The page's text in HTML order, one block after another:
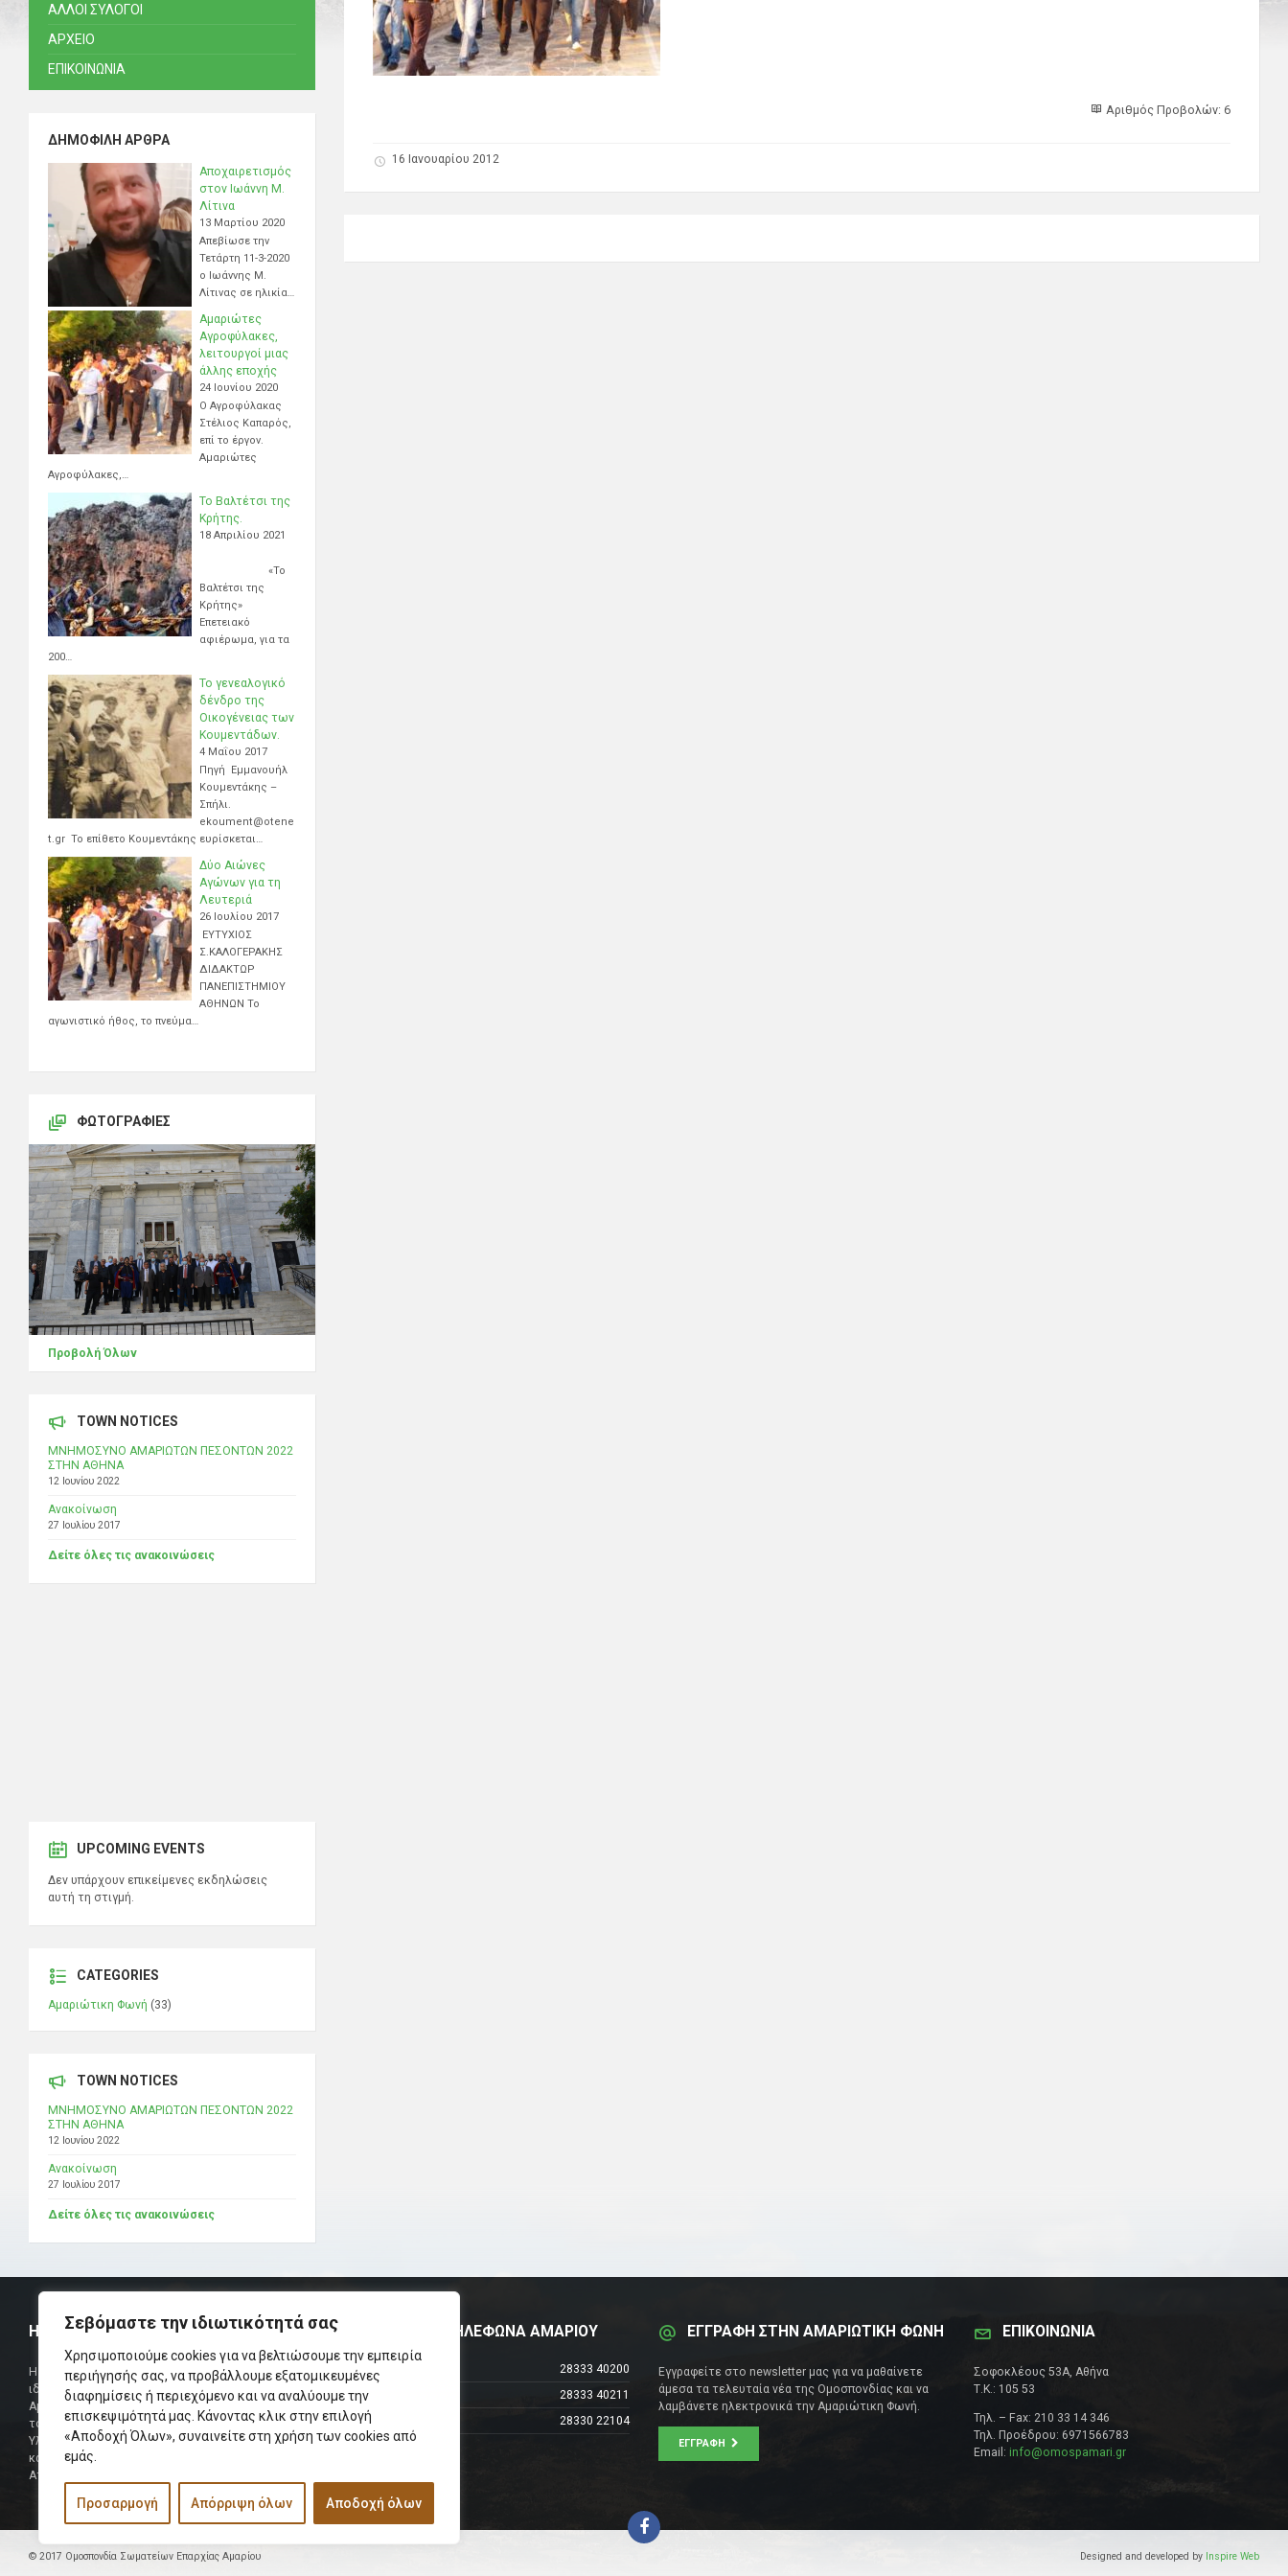
Σεβόμαστε την ιδιωτικότητά σας
Χρησιμοποιούμε cookies για να βελτιώσουμε την εμπειρία
περιήγησής σας, να προβάλλουμε εξατομικευμένες
διαφημίσεις ή περιεχόμενο και να αναλύουμε την
επισκεψιμότητά μας. Κάνοντας κλικ στην επιλογή
«Αποδοχή Όλων», συναινείτε στη χρήση των cookies από
εμάς.
Προσαρμογή Απόρριψη όλων Αποδοχή όλων
Αριθμός Προβολών: 6
16 Ιανουαρίου 2012
ΑΛΛΟΙ ΣΥΛΟΓΟΙ
ΑΡΧΕΙΟ
ΕΠΙΚΟΙΝΩΝΙΑ
ΔΗΜΟΦΙΛΉ ΆΡΘΡΑ
Αποχαιρετισμός
στον Ιωάννη Μ.
Λίτινα
13 Μαρτίου 2020
Απεβίωσε την
Τετάρτη 11-3-2020
ο Ιωάννης Μ.
Λίτινας σε ηλικία…
Αμαριώτες
Αγροφύλακες,
λειτουργοί μιας
άλλης εποχής
24 Ιουνίου 2020
Ο Αγροφύλακας
Στέλιος Καπαρός,
επί το έργον.
Αμαριώτες
Αγροφύλακες,…
Το Βαλτέτσι της
Κρήτης.
18 Απριλίου 2021
«Το
Βαλτέτσι της
Κρήτης»
Επετειακό
αφιέρωμα, για τα
200…
Το γενεαλογικό
δένδρο της
Οικογένειας των
Κουμεντάδων.
4 Μαΐου 2017
Πηγή Εμμανουήλ
Κουμεντάκης –
Σπήλι.
ekoument@otene
t.gr Το επίθετο Κουμεντάκης ευρίσκεται…
Δύο Αιώνες
Αγώνων για τη
Λευτεριά
26 Ιουλίου 2017
ΕΥΤΥΧΙΟΣ
Σ.ΚΑΛΟΓΕΡΑΚΗΣ
ΔΙΔΑΚΤΩΡ
ΠΑΝΕΠΙΣΤΗΜΙΟΥ
ΑΘΗΝΩΝ Το
αγωνιστικό ήθος, το πνεύμα…
ΦΩΤΟΓΡΑΦΊΕΣ
Προβολή Όλων
TOWN NOTICES
ΜΝΗΜΟΣΥΝΟ ΑΜΑΡΙΩΤΩΝ ΠΕΣΟΝΤΩΝ 2022
ΣΤΗΝ ΑΘΗΝΑ
12 Ιουνίου 2022
Ανακοίνωση
27 Ιουλίου 2017
Δείτε όλες τις ανακοινώσεις
UPCOMING EVENTS
Δεν υπάρχουν επικείμενες εκδηλώσεις
αυτή τη στιγμή.
CATEGORIES
Αμαριώτικη Φωνή (33)
TOWN NOTICES
ΜΝΗΜΟΣΥΝΟ ΑΜΑΡΙΩΤΩΝ ΠΕΣΟΝΤΩΝ 2022
ΣΤΗΝ ΑΘΗΝΑ
12 Ιουνίου 2022
Ανακοίνωση
27 Ιουλίου 2017
Δείτε όλες τις ανακοινώσεις
Η ΟΜΟΣΠΟΝΔΙΑ
Η Ομοσπονδία Σωματείων Επαρχίας Αμαρίου
ιδρύθηκε και πήρε τη θέση της Ένωσης
Αμαριωτών, που λειτουργούσε από το 1966 μέχρι
το 1984.
Υλοποιήθηκε σε συνεργασία των μελών του Δ.Σ
και των Δ.Σ των Αμαριώτικων Σωματείων της
Αττικής.
ΧΡΗΣΙΜΑ ΤΗΛΕΦΩΝΑ ΑΜΑΡΙΟΥ
Τηλεφωνικό Κέντρο
28333 40200
Δήμαρχος
28333 40211
Φαξ
28330 22104
ΕΓΓΡΑΦΗ ΣΤΗΝ ΑΜΑΡΙΩΤΙΚΗ ΦΩΝΗ
Εγγραφείτε στο newsletter μας για να μαθαίνετε
άμεσα τα τελευταία νέα της Ομοσπονδίας και να
λαμβάνετε ηλεκτρονικά την Αμαριώτικη Φωνή.
ΕΓΓΡΑΦΉ
ΕΠΙΚΟΙΝΩΝΊΑ
Σοφοκλέους 53Α, Αθήνα
Τ.Κ.: 105 53
Τηλ. – Fax: 210 33 14 346
Τηλ. Προέδρου: 6971566783
Email: info@omospamari.gr
© 2017 Ομοσπονδία Σωματείων Επαρχίας Αμαρίου Designed and developed by Inspire Web